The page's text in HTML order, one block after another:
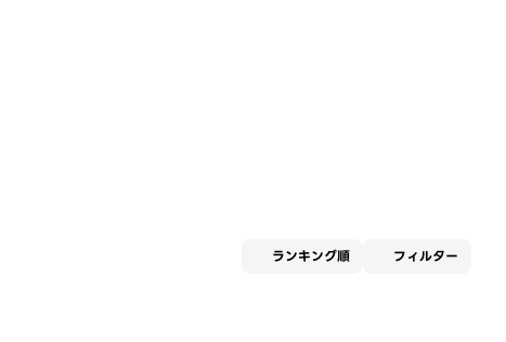
ランキング順 フィルター